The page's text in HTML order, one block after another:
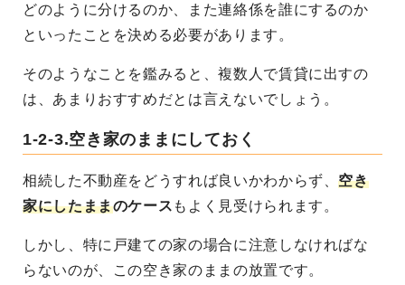
どのように分けるのか、また連絡係を誰にするのか
といったことを決める必要があります。
そのようなことを鑑みると、複数人で賃貸に出すの
は、あまりおすすめだとは言えないでしょう。
1-2-3.空き家のままにしておく
相続した不動産をどうすれば良いかわからず、空き
家にしたままのケース もよく見受けられます。
しかし、特に戸建ての家の場合に注意しなければな
らないのが、この空き家のままの放置です。